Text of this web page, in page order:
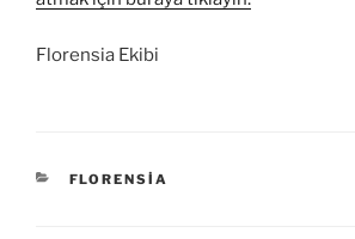
Florensia Ekibi
KATEGORILER
FLORENSIA